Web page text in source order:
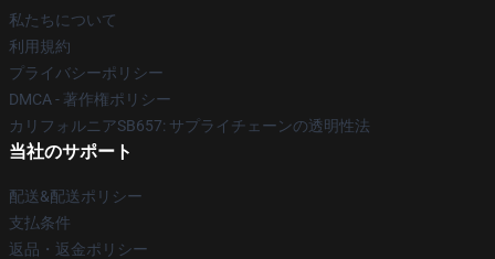
私たちについて
利用規約
プライバシーポリシー
DMCA - 著作権ポリシー
カリフォルニアSB657: サプライチェーンの透明性法
当社のサポート
配送&配送ポリシー
支払条件
返品・返金ポリシー